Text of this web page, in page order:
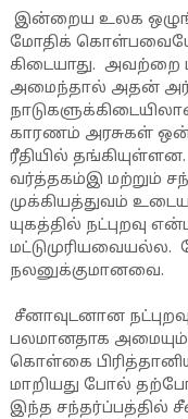
இன்றைய உலக
மோதிக்
கிடையாது.
அமைந்தால் அதன்
காரணம் அரசுகள்
ரீதியில்
வர்த்தகம்இ மற்றும்
முக்கியத்துவம்
யுகத்தில் நட்புறவு
நலனுக்குமானவை.
சீனாவுடனான
பலமானதாக
கொள்கை
மாறியது போல்
இந்த சந்தர்ப்பத்தில்